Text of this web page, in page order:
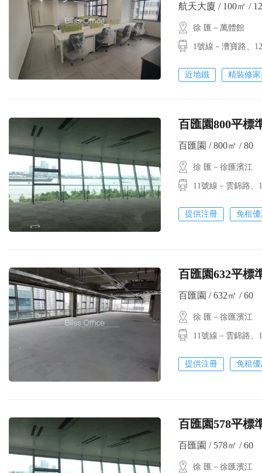
航天大廈 / 100㎡ / 12
徐 匯－萬體館
1號線－漕寶路
近地鐵 精裝修
百匯園800平標
百匯園 / 800㎡ / 80
徐 匯－徐匯濱江
11號線－雲錦路
提供注冊 免租
百匯園632平標
百匯園 / 632㎡ / 60
徐 匯－徐匯濱江
11號線－雲錦路
提供注冊 免租
百匯園578平標
百匯園 / 578㎡ / 60
徐 匯－徐匯濱江